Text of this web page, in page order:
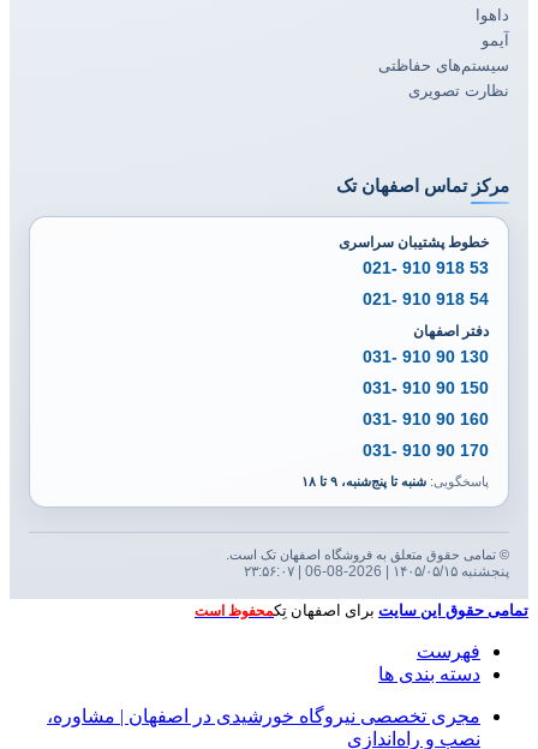
داهوا
آیمو
سیستم‌های حفاظتی
نظارت تصویری
مرکز تماس اصفهان تک
خطوط پشتیبان سراسری
53 918 910 -021
54 918 910 -021
دفتر اصفهان
130 90 910 -031
150 90 910 -031
160 90 910 -031
170 90 910 -031
پاسخگویی: شنبه تا پنج‌شنبه، ۹ تا ۱۸
© تمامی حقوق متعلق به فروشگاه اصفهان تک است.
پنجشنبه ۱۴۰۵/۰۵/۱۵ | 2026-08-06 | ۲۳:۵۶:۰۸
تمامی حقوق این سایت برای اصفهان تِکمحفوظ است
فهرست
دسته بندی ها
مجری تخصصی نیروگاه خورشیدی در اصفهان | مشاوره،
نصب و راه‌اندازی